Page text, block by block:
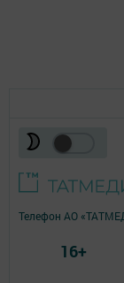
Телефон АО
16+